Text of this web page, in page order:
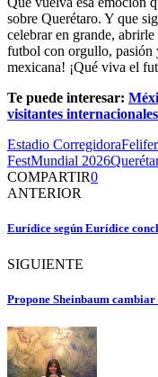
sobre Querétaro. Y que
celebrar en grande,
futbol con orgullo, pasión
mexicana! ¡Qué viva el
Te puede interesar:
visitantes internacionales
Estadio Corregidora
FestMundial 2026
COMPARTIR0
ANTERIOR
Eurídice según Eurídice
SIGUIENTE
Propone Sheinbaum